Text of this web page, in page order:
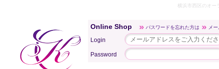
横浜市西区のオー
Online Shop パスワードを忘れた方は メ
Login
Password